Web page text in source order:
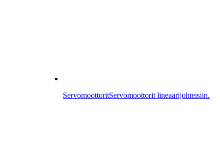
ServomoottoritServomoottorit lineaarijohteisiin.